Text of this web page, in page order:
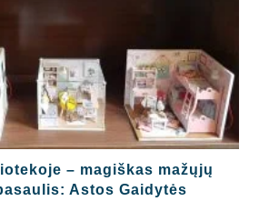
– magiškas mažųjų
Astos Gaidytės